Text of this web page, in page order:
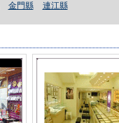
金門縣 連江縣